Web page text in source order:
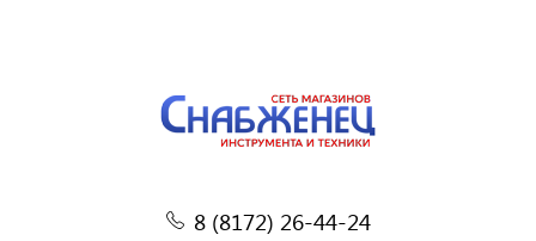
8 (8172) 26-44-24